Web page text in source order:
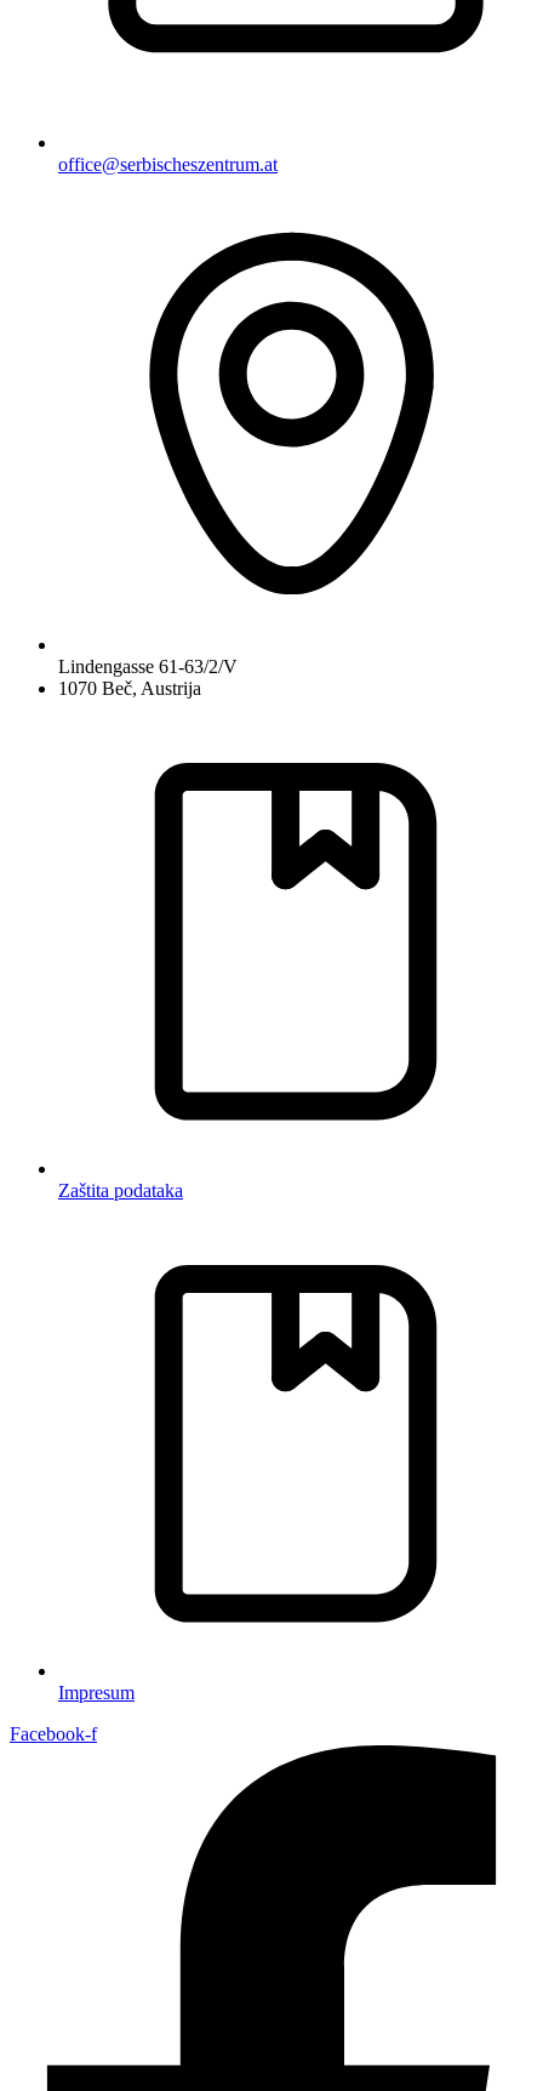
office@serbischeszentrum.at
Lindengasse 61-63/2/V
1070 Beč, Austrija
Zaštita podataka
Impresum
Facebook-f